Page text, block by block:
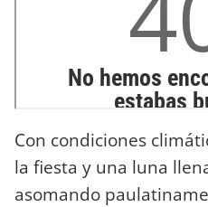
Con condiciones
la fiesta y una luna
asomando